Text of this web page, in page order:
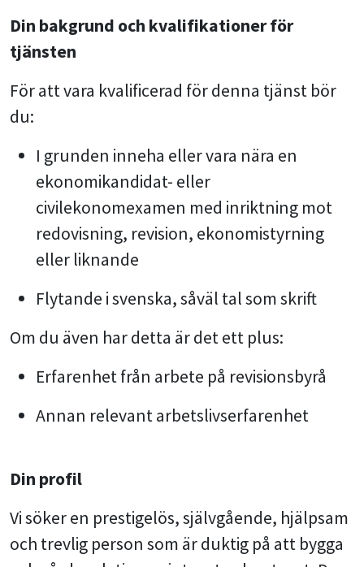
Din bakgrund och kvalifikationer för
tjänsten
För att vara kvalificerad för denna tjänst bör
du:
I grunden inneha eller vara nära en
ekonomikandidat- eller
civilekonomexamen med inriktning mot
redovisning, revision, ekonomistyrning
eller liknande
Flytande i svenska, såväl tal som skrift
Om du även har detta är det ett plus:
Erfarenhet från arbete på revisionsbyrå
Annan relevant arbetslivserfarenhet
Din profil
Vi söker en prestigelös, självgående, hjälpsam
och trevlig person som är duktig på att bygga